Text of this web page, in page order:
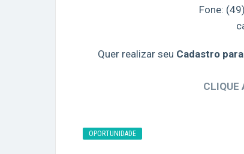
Fone:
Quer realizar seu Cadastro
CLIQUE
OPORTUNIDADE